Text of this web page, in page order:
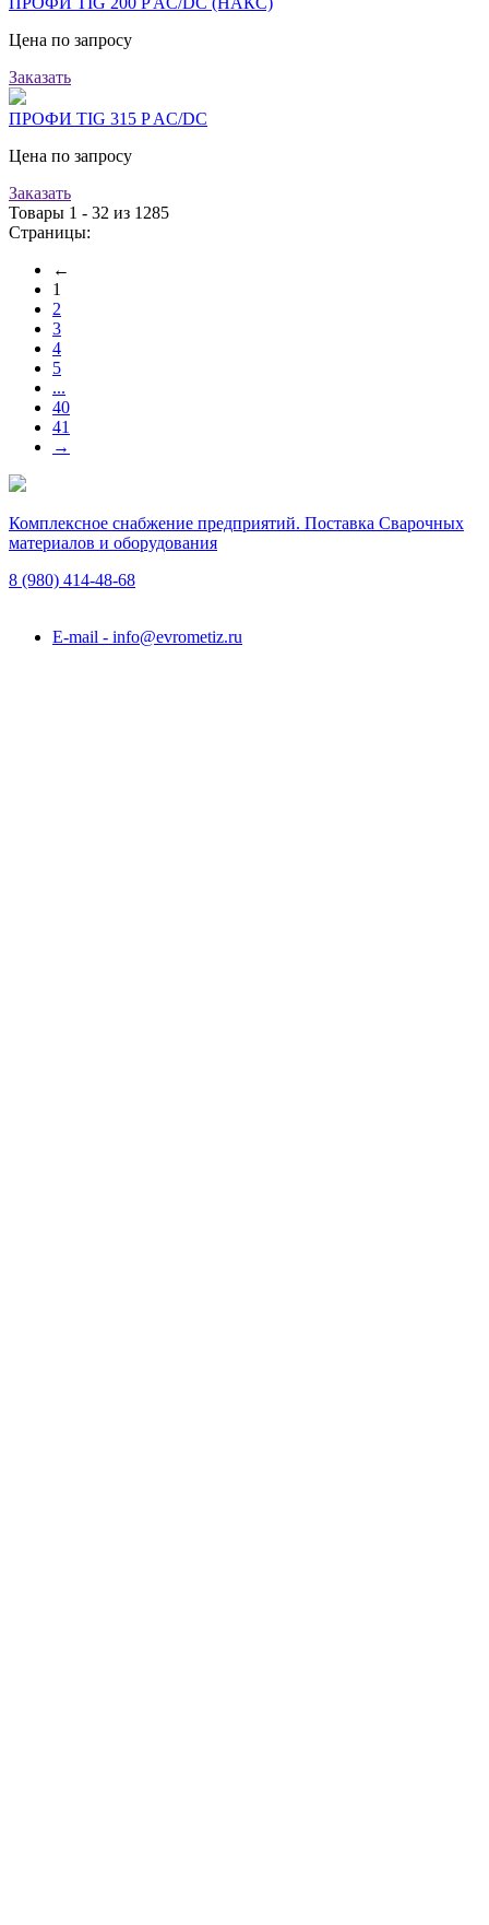
Цена по запросу
Заказать
ПРОФИ TIG 315 P AC/DC
Цена по запросу
Заказать
Товары 1 - 32 из 1285
Страницы:
←
1
2
3
4
5
...
40
41
→
Комплексное снабжение предприятий. Поставка Сварочных
материалов и оборудования
8 (980) 414-48-68
E-mail - info@evrometiz.ru